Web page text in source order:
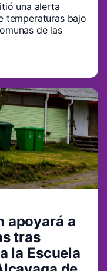
una alerta
temperaturas bajo
de las
apoyará a
tras
la Escuela